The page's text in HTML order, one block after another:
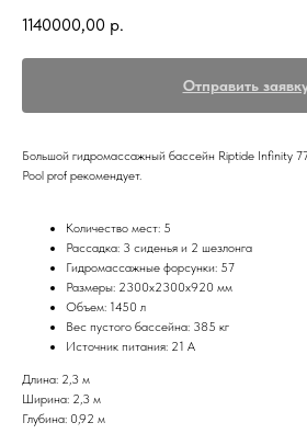
1140000,00 р.
Отправить
Большой гидромассажный бассейн Riptide Infinity
Pool prof рекомендует.
Количество мест: 5
Рассадка: 3 сиденья и 2 шезлонга
Гидромассажные форсунки: 57
Размеры: 2300х2300х920 мм
Объем: 1450 л
Вес пустого бассейна: 385 кг
Источник питания: 21 А
Длина: 2,3 м
Ширина: 2,3 м
Глубина: 0,92 м